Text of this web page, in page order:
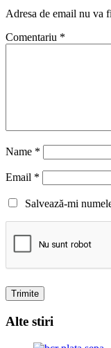
Adresa de email nu va
Comentariu *
Name *
Email *
Salvează-mi
Alte stiri